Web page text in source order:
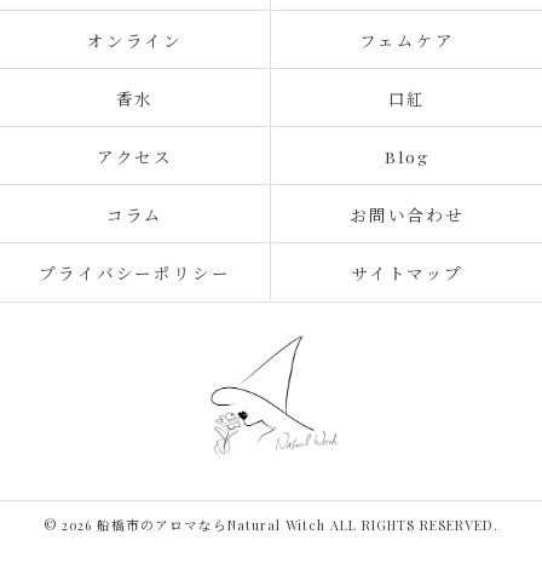
オンライン フェムケア
香水 口紅
アクセス Blog
コラム お問い合わせ
プライバシーポリシー サイトマップ
© 2026 船橋市のアロマならNatural Witch ALL RIGHTS RESERVED.